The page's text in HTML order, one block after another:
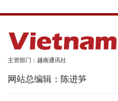
主管部门：越南通讯社
网站总编辑：陈进笋